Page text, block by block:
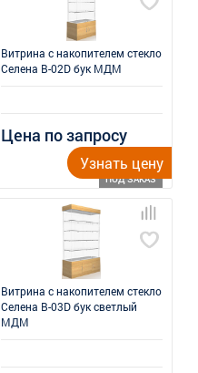
Витрина с накопителем стекло
Селена В-02D бук МДМ
Цена по запросу
ПОД ЗАКАЗ
Узнать цену
Витрина с накопителем стекло
Селена В-03D бук светлый
МДМ